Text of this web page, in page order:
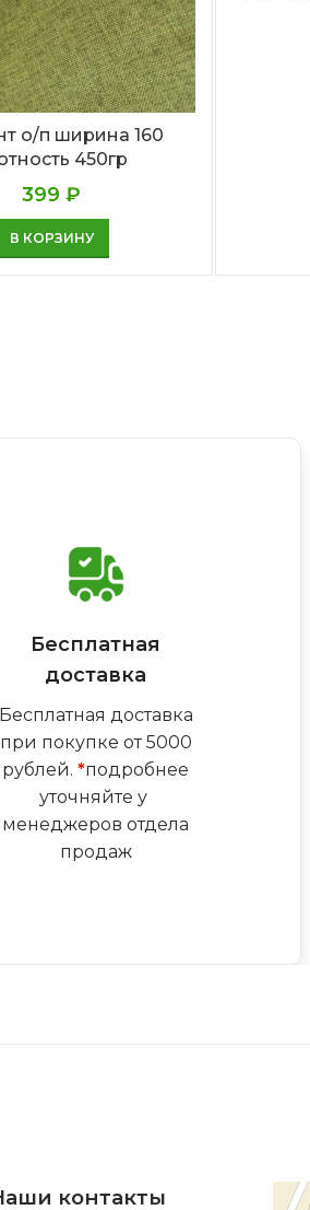
о/п ширина 160
450гр
399₽
В КОРЗИНУ
Бесплатная
доставка
Бесплатная доставка
при покупке от 5000
рублей.*подробнее
уточняйте у
менеджеров отдела
продаж
контакты